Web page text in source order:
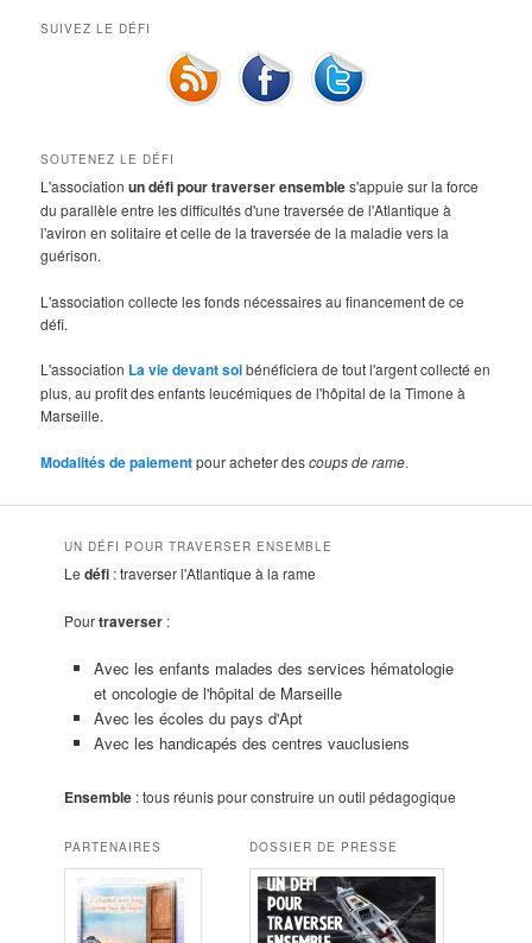
SUIVEZ LE DÉFI
SOUTENEZ LE DÉFI
L'associationun défi pour traverser ensembles'appuie sur la force
du parallèle entre les difficultés d'une traversée de l'Atlantique à
l'aviron en solitaire et celle de la traversée de la maladie vers la
guérison.
L'association collecte les fonds nécessaires au financement de ce
défi.
L'association La vie devant soibénéficiera de tout l'argent collecté en
plus, au profit des enfants leucémiques de l'hôpital de la Timone à
Marseille.
Modalités de paiementpour acheter descoups de rame.
UN DÉFI POUR TRAVERSER ENSEMBLE
Ledéfi : traverser l'Atlantique à la rame
Pourtraverser :
Avec les enfants malades des services hématologie
et oncologie de l'hôpital de Marseille
Avec les écoles du pays d'Apt
Avec les handicapés des centres vauclusiens
Ensemble : tous réunis pour construire un outil pédagogique
PARTENAIRES DOSSIER DE PRESSE